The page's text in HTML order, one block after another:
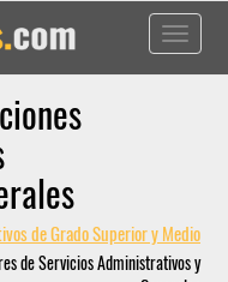
Toggle
de Grado Superior y Medio
de Servicios Administrativos y